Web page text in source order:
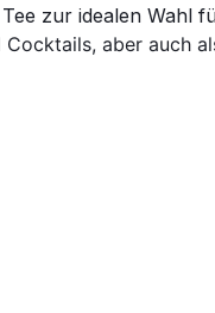
zur idealen Wahl
aber auch